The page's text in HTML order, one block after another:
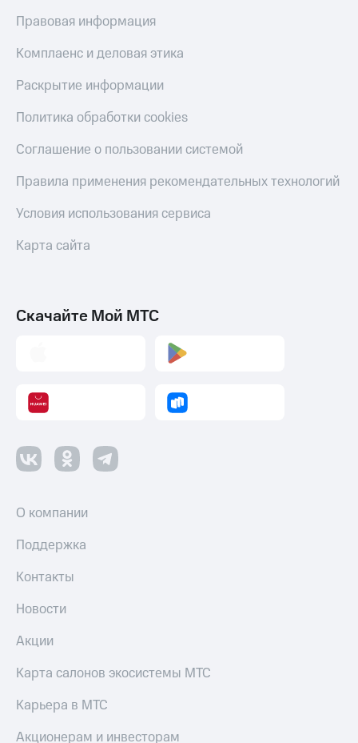
Правовая информация
Комплаенс и деловая этика
Раскрытие информации
Политика обработки cookies
Соглашение о пользовании системой
Правила применения рекомендательных технологий
Условия использования сервиса
Карта сайта
Скачайте Мой МТС
О компании
Поддержка
Контакты
Новости
Акции
Карта салонов экосистемы МТС
Карьера в МТС
Акционерам и инвесторам